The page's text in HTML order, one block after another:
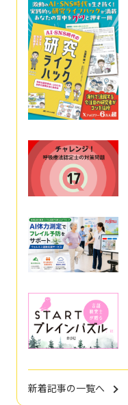
新着記事の一覧へ